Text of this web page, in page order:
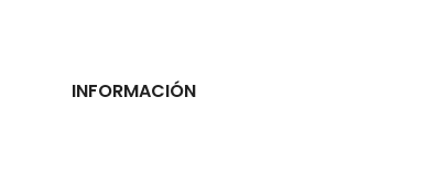
INFORMACIÓN